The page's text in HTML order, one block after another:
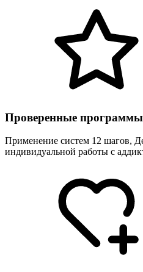
Проверенные программы
Применение систем 12 шагов,
индивидуальной работы с